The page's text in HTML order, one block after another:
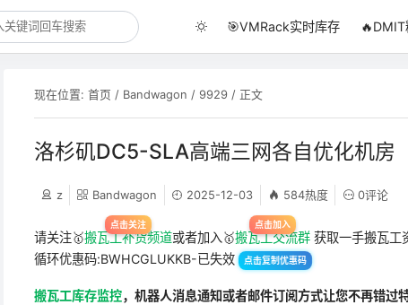
🎯VMRack实时库存 🔥DMIT
现在位置: 首页 / Bandwagon / 9929 / 正文
洛杉矶DC5-SLA高端三网各自优化机房
z Bandwagon 2025-12-03 584热度 0评论
请关注🥇搬瓦工补货频道或者加入🥇搬瓦工交流群 获取一手搬瓦工
循环优惠码:BWHCGLUKKB-已失效
点击复制优惠码
搬瓦工库存监控，机器人消息通知或者邮件订阅方式让您不再错过